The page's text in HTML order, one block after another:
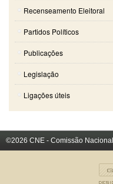
Recenseamento Eleitoral
Partidos Políticos
Publicações
Legislação
Ligações úteis
©2026 CNE - Comissão